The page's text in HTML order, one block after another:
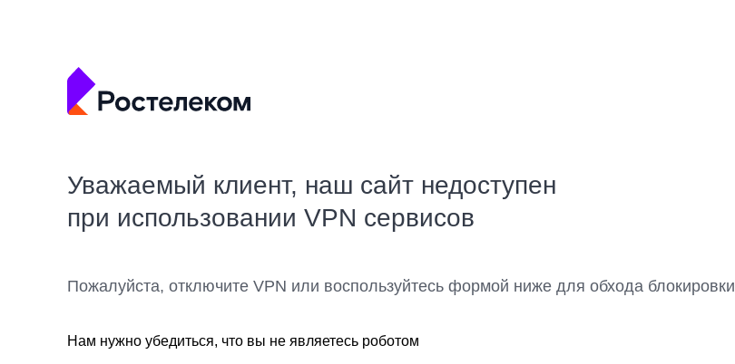
Уважаемый клиент, наш сайт недоступен
при использовании VPN сервисов
Пожалуйста, отключите VPN или воспользуйтесь формой ниже для обхода блокировки
Нам нужно убедиться, что вы не являетесь роботом